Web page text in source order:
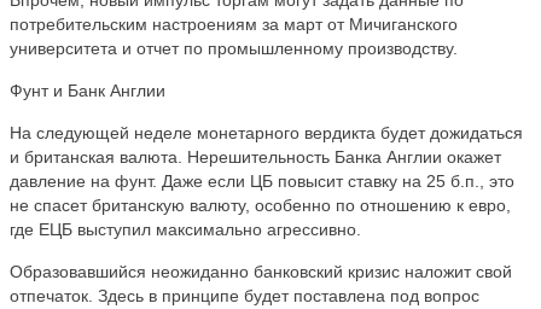
потребительским настроениям за март от Мичиганского
университета и отчет по промышленному производству.
Фунт и Банк Англии
На следующей неделе монетарного вердикта будет дожидаться
и британская валюта. Нерешительность Банка Англии окажет
давление на фунт. Даже если ЦБ повысит ставку на 25 б.п., это
не спасет британскую валюту, особенно по отношению к евро,
где ЕЦБ выступил максимально агрессивно.
Образовавшийся неожиданно банковский кризис наложит свой
отпечаток. Здесь в принципе будет поставлена под вопрос